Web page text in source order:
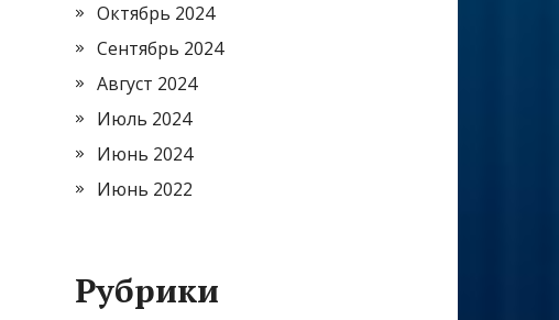
Октябрь 2024
Сентябрь 2024
Август 2024
Июль 2024
Июнь 2024
Июнь 2022
Рубрики